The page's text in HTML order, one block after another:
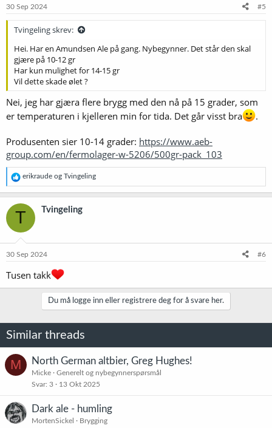
e
30 Sep 2024 #5
Tvingeling skrev:
Hei. Har en Amundsen Ale på gang. Nybegynner. Det står den skal
gjære på 10-12 gr
Har kun mulighet for 14-15 gr
Vil dette skade ølet ?
Nei, jeg har gjæra flere brygg med den nå på 15 grader, som
er temperaturen i kjelleren min for tida. Det går visst bra
.
Produsenten sier 10-14 grader: https://www.aeb-
group.com/en/fermolager-w-5206/500gr-pack_103
R
e
a
k
s
o
e
:
erikraude og Tvingeling
T Tvingeling
30 Sep 2024 #6
Tusen takk
Du må logge inn eller registrere deg for å svare her.
Similar threads
M North German altbier, Greg Hughes!
Micke
Generelt og nybegynnerspørsmål
Svar 3 13 Okt 2025
Dark ale - humling
MortenSickel
Brygging